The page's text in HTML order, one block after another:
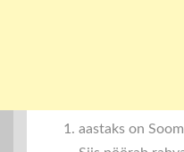
aastaks on